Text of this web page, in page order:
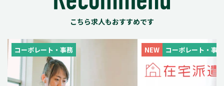
こちら求人もおすすめです
コーポレート・事務 NEW コーポレート・事務